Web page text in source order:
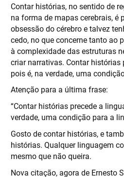
Contar histórias, no sentido de
na forma de mapas cerebrais, é
obsessão do cérebro e talvez
cedo, no que concerne tanto ao
à complexidade das estruturas
criar narrativas. Contar histórias
pois é, na verdade, uma
Atenção para a última frase:
“Contar histórias precede a
verdade, uma condição para a
Gosto de contar histórias, e
histórias. Qualquer linguagem
mesmo que não queira.
Nova citação, agora de Ernesto